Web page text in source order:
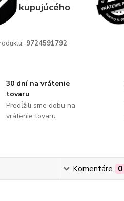
kupujúcého
9724591792
30 dní na vrátenie
tovaru
Predĺžili sme dobu na
vrátenie tovaru
Komentáre 0